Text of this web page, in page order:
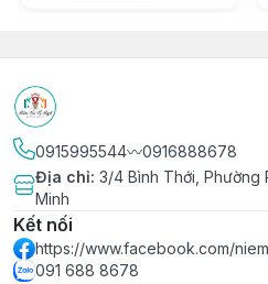
0915995544〰️0916888678
Địa chỉ: 3/4 Bình Thới, Phường
Minh
Kết nối
https://www.facebook.com/
091 688 8678